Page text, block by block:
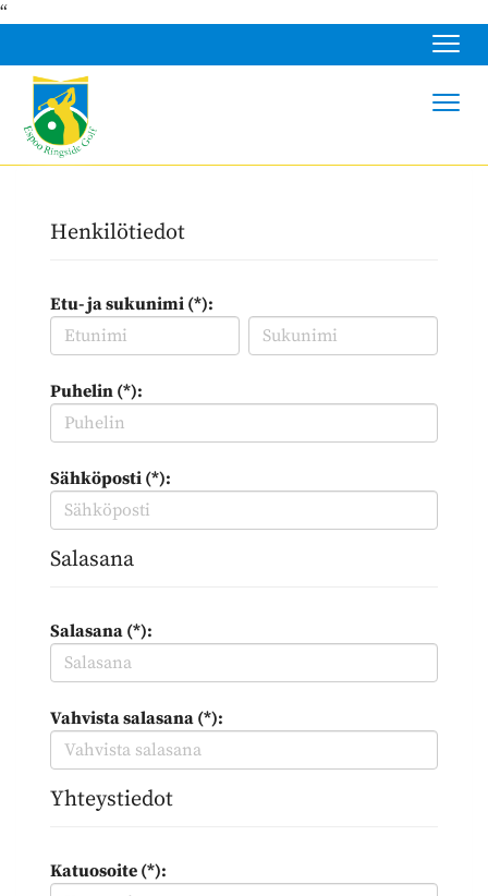
“
Henkilötiedot
Etu- ja sukunimi (*):
Puhelin (*):
Sähköposti (*):
Salasana
Salasana (*):
Vahvista salasana (*):
Yhteystiedot
Katuosoite (*):